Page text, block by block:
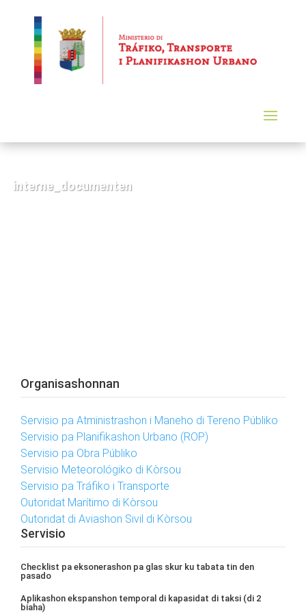
interne_documenten
Organisashonnan
Servisio pa Atministrashon i Maneho di Tereno Públiko
Servisio pa Planifikashon Urbano (ROP)
Servisio pa Obra Públiko
Servisio Meteorológiko di Kòrsou
Servisio pa Tráfiko i Transporte
Outoridat Marítimo di Kòrsou
Outoridat di Aviashon Sivil di Kòrsou
Servisio
Checklist pa eksonerashon pa glas skur ku tabata tin den
pasado
Aplikashon ekspanshon temporal di kapasidat di taksi (di 2
biaha)